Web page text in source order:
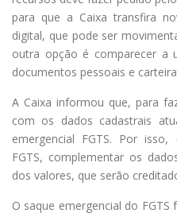
para que a Caixa transfira
digital, que pode ser
outra opção é comparecer a
documentos pessoais e
A Caixa informou que, para
com os dados cadastrais
emergencial FGTS. Por
FGTS, complementar os
dos valores, que serão
O saque emergencial do